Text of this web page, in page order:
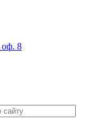
оф. 8